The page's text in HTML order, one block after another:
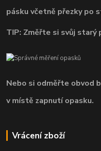
pásku včetně přezky po
TIP: Změřte si svůj starý
Nebo si odměřte obvod
v místě zapnutí opasku.
Vrácení zboží